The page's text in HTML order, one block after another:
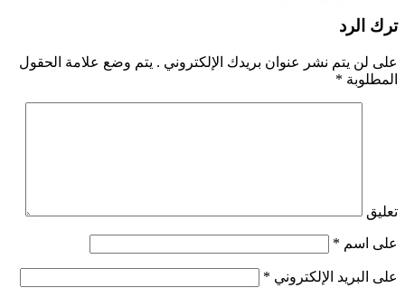
ترك الرد
على لن يتم نشر عنوان بريدك الإلكتروني . يتم وضع علامة الحقول
المطلوبة *
تعليق
على اسم *
على البريد الإلكتروني *